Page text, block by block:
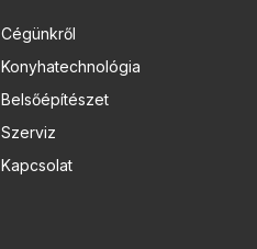
Cégünkről
Konyhatechnológia
Belsőépítészet
Szerviz
Kapcsolat